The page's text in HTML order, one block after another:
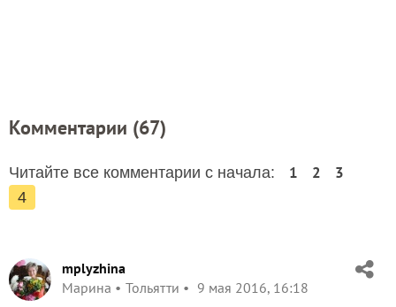
Комментарии (67)
Читайте все комментарии с начала: 1 2 3
4
mplyzhina
Марина
Тольятти 9 мая 2016, 16:18